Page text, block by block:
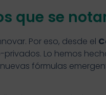
que se
Por eso, desde el
Lo hemos
fórmulas